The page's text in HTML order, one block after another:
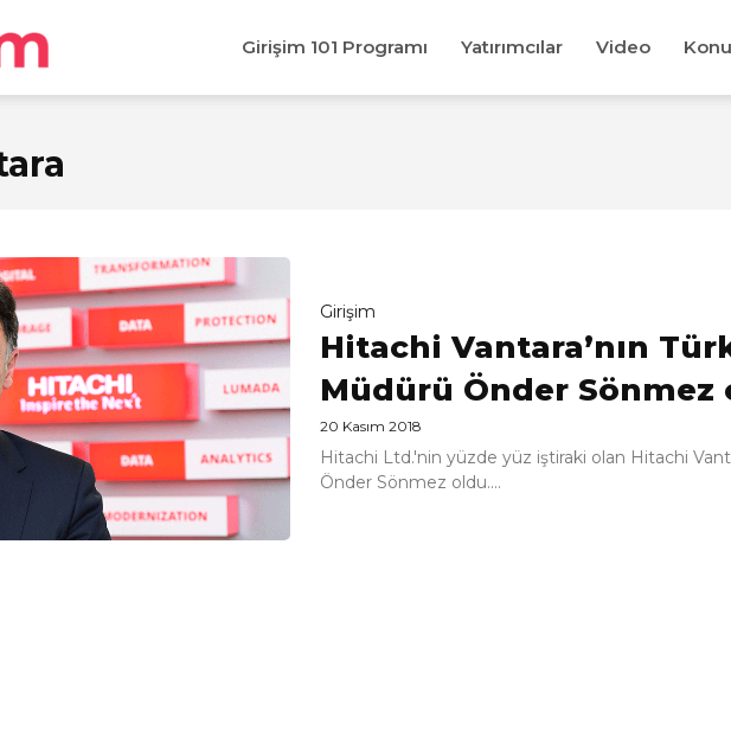
egirişim Girişim 101 Programı Yatırımcılar Video Konu
Girişim
Hitachi Vantara’nın
Müdürü Önder Sönmez
20 Kasım 2018
Hitachi Ltd.'nin yüzde yüz iştiraki olan Hitachi
Önder Sönmez oldu....